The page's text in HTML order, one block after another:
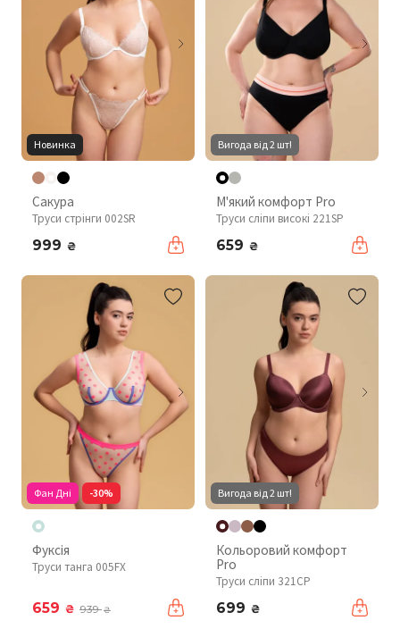
Новинка
Сакура
Труси стрінги 002SR
999 ₴
Вигода від 2 шт!
М'який комфорт Pro
Труси сліпи високі 221SP
659 ₴
Фан Дні -30%
Фуксія
Труси танга 005FX
659 ₴ 939₴
Вигода від 2 шт!
Кольоровий комфорт
Pro
Труси сліпи 321CP
699 ₴